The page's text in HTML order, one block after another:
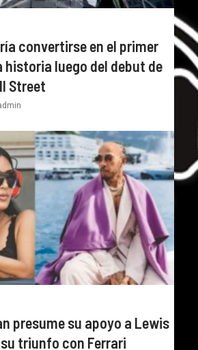
convertirse en el primer
historia luego del debut de
Street
presume su apoyo a Lewis
triunfo con Ferrari